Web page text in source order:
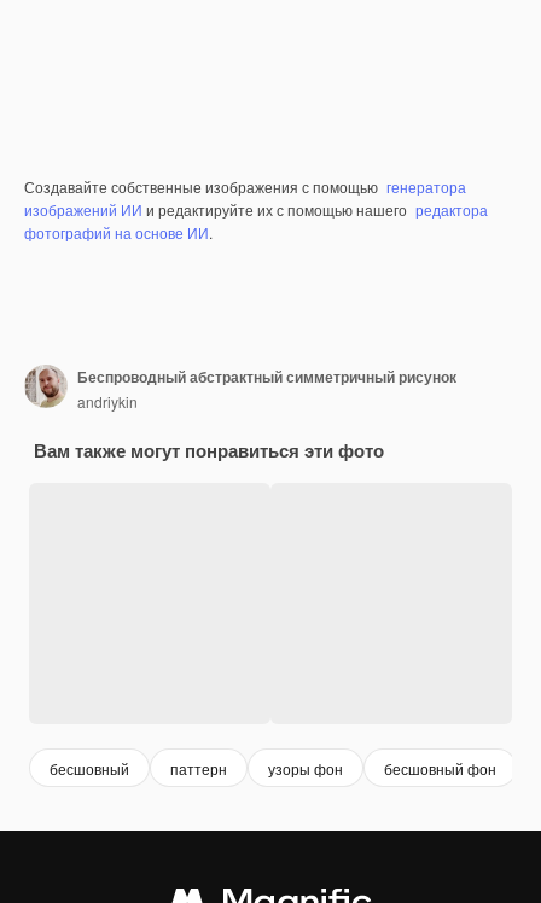
Создавайте собственные изображения с помощью генератора
изображений ИИ и редактируйте их с помощью нашего редактора
фотографий на основе ИИ.
Беспроводный абстрактный симметричный рисунок
andriykin
Вам также могут понравиться эти фото
бесшовный паттерн узоры фон бесшовный фон